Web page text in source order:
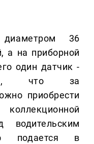
диаметром 36
а на приборной
один датчик -
что за
приобрести
подается в